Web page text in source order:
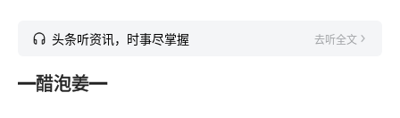
头条听资讯，时事尽掌握 去听全文
━醋泡姜━